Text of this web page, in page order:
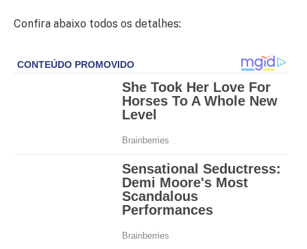
Confira abaixo todos os detalhes: